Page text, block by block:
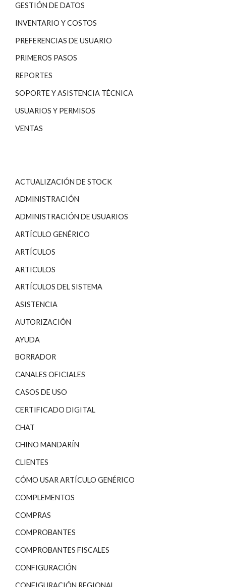
GESTIÓN DE DATOS
INVENTARIO Y COSTOS
PREFERENCIAS DE USUARIO
PRIMEROS PASOS
REPORTES
SOPORTE Y ASISTENCIA TÉCNICA
USUARIOS Y PERMISOS
VENTAS
ACTUALIZACIÓN DE STOCK
ADMINISTRACIÓN
ADMINISTRACIÓN DE USUARIOS
ARTÍCULO GENÉRICO
ARTÍCULOS
ARTICULOS
ARTÍCULOS DEL SISTEMA
ASISTENCIA
AUTORIZACIÓN
AYUDA
BORRADOR
CANALES OFICIALES
CASOS DE USO
CERTIFICADO DIGITAL
CHAT
CHINO MANDARÍN
CLIENTES
CÓMO USAR ARTÍCULO GENÉRICO
COMPLEMENTOS
COMPRAS
COMPROBANTES
COMPROBANTES FISCALES
CONFIGURACIÓN
CONFIGURACIÓN REGIONAL